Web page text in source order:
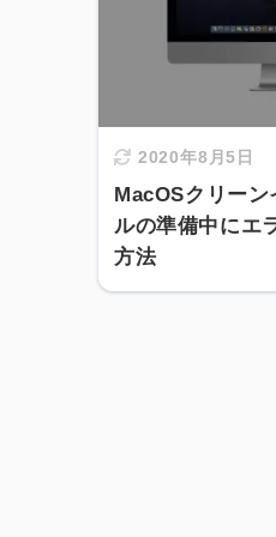
2020年8月5日
MacOSクリー
ルの準備中にエ
方法